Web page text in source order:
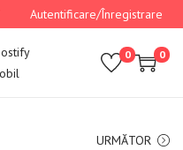
Autentificare/Înregistrare
0 0
URMĂTOR